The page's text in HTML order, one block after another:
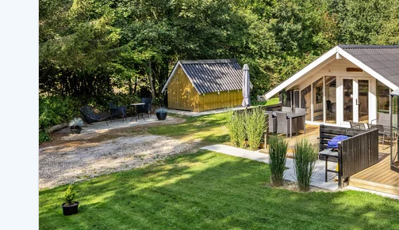
Ferienhäuser BjerregardFerienhäuser BlavandFerienhäuser Hvide Sande
Ferienhäuser Argab
Ferienhäuser in Arrild
Ferienhäuser Bjerregard
Ferienhäuser Blavand
Ferienhäuser Bork Havn
Ferienhäuser Fjand
Ferienhäuser Fanö
Ferienhäuser Graerup Strand
Ferienhäuser Haurvig
Ferienhäuser Henne Strand
Ferienhäuser Ho
Ferienhäuser
Ferienhäuser
Ferienhäuser
Ferienhäuser in
Ferienhäuser
Ferienhäuser
Ferienhäuser
Ferienhäuser
Ferienhäuser